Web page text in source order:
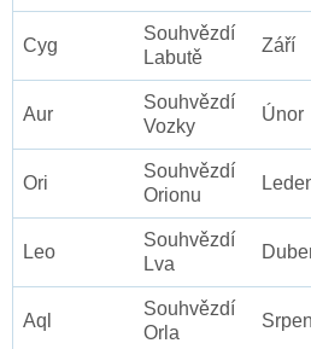
Cyg
Souhvězdí
Labutě
Září
Aur
Souhvězdí
Vozky
Únor
Ori
Souhvězdí
Orionu
Leo
Souhvězdí
Lva
Aql
Souhvězdí
Orla
Srpen